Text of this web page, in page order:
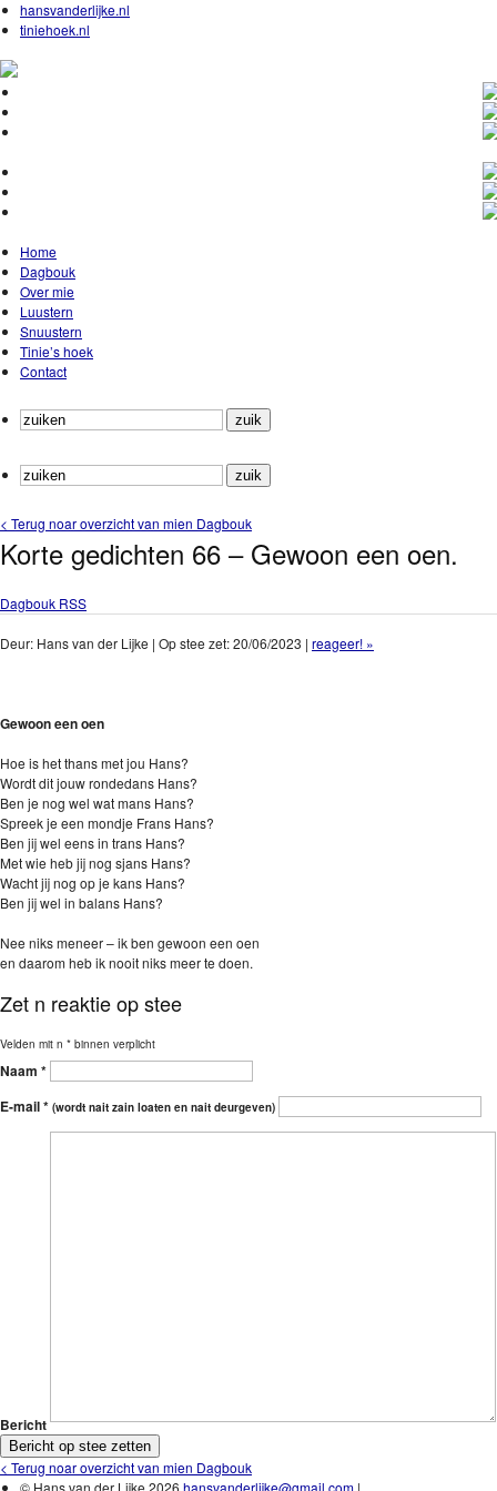
hansvanderlijke.nl
tiniehoek.nl
Home
Dagbouk
Over mie
Luustern
Snuustern
Tinie’s hoek
Contact
Zuik
noar:
Zuik
noar:
< Terug noar overzicht van mien Dagbouk
Korte gedichten 66 – Gewoon een oen.
Dagbouk RSS
Deur: Hans van der Lijke | Op stee zet: 20/06/2023 | reageer! »
Gewoon een oen
Hoe is het thans met jou Hans?
Wordt dit jouw rondedans Hans?
Ben je nog wel wat mans Hans?
Spreek je een mondje Frans Hans?
Ben jij wel eens in trans Hans?
Met wie heb jij nog sjans Hans?
Wacht jij nog op je kans Hans?
Ben jij wel in balans Hans?
Nee niks meneer – ik ben gewoon een oen
en daarom heb ik nooit niks meer te doen.
Zet n reaktie op stee
Velden mit n * binnen verplicht
Naam *
E-mail * (wordt nait zain loaten en nait deurgeven)
Bericht
< Terug noar overzicht van mien Dagbouk